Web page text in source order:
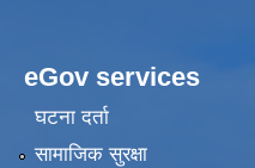
eGov services
घटना दर्ता
सामाजिक सुरक्षा